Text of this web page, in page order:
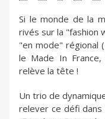
Si le monde de la
rivés sur la "fashion
"en mode" régional
le Made In
relève la tête !
Un trio de
relever ce défi dans